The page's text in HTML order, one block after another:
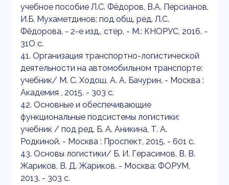
учебное пособие Л.С. Фёдоров, В.А. Персианов,
И.Б. Мухаметдинов; под общ. ред. Л.С.
Фёдорова. - 2-е изд., стер. - М.: КНОРУС, 2016. -
31О с.
41. Организация транспортно-логистической
деятельности на автомобильном транспорте:
учебник/ М. С. Ходош, А. А. Бачурин. - Москва :
Академия , 2015. - 303 с.
42. Основные и обеспечивающие
функциональные подсистемы логистики:
учебник / под ред. Б. А. Аникина, Т. А.
Родкиной. - Москва : Проспект, 2015. - 601 с.
43. Основы логистики/ Б. И. Герасимов, В. В.
Жариков, В. Д. Жариков. - Москва: ФОРУМ,
2013. - 303 с.